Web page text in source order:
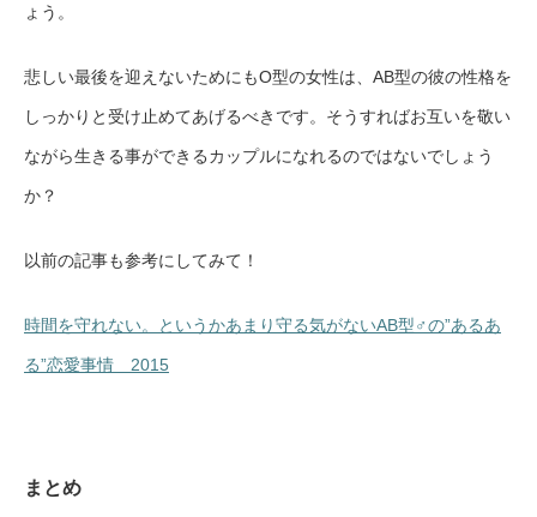
ょう。
悲しい最後を迎えないためにもO型の女性は、AB型の彼の性格を
しっかりと受け止めてあげるべきです。そうすればお互いを敬い
ながら生きる事ができるカップルになれるのではないでしょう
か？
以前の記事も参考にしてみて！
時間を守れない。というかあまり守る気がないAB型♂の”あるあ
る”恋愛事情 2015
まとめ